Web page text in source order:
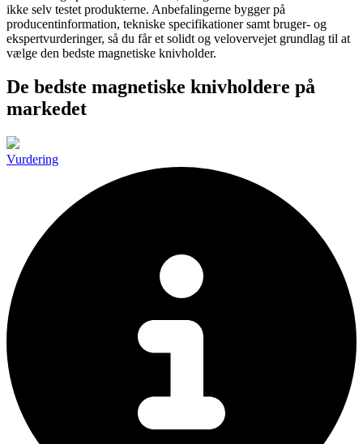
ikke selv testet produkterne. Anbefalingerne bygger på
producentinformation, tekniske specifikationer samt bruger- og
ekspertvurderinger, så du får et solidt og velovervejet grundlag til at
vælge den bedste magnetiske knivholder.
De bedste magnetiske knivholdere på
markedet
Vurdering